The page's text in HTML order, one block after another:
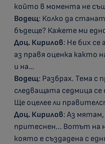
който в момента не
Водещ: Колко да
бъдеще? Кажете ми
Доц. Кирилов: Не бих се
аз правя оценка както
и на…
Водещ: Разбрах. Тема с
следващата седмица се
Ще оцелее ли
Доц. Кирилов: Аз мятам,
притеснен... Вотът на
която е създадена с